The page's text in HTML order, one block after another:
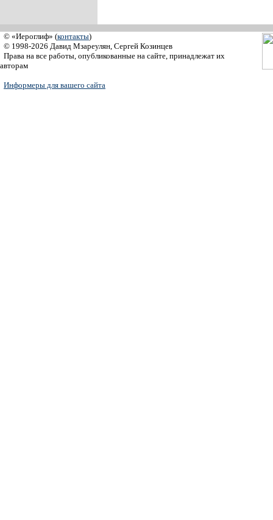
© «Иероглиф» (контакты)
© 1998-2026 Давид Мзареулян, Сергей Козинцев
Права на все работы, опубликованные на сайте, принадлежат их
авторам
Информеры для вашего сайта